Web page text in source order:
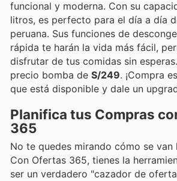
funcional y moderna. Con su
litros, es perfecto para el día a día
peruana. Sus funciones de
rápida te harán la vida más fácil,
disfrutar de tus comidas sin
precio bomba de S/249. ¡Compra
que está disponible y dale un
Planifica tus Compras
365
No te quedes mirando cómo se van
Con Ofertas 365, tienes la
ser un verdadero "cazador de